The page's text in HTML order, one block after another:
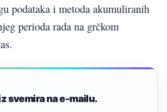
podataka i metoda akumuliranih
perioda rada na grčkom
svemira na e-mailu.